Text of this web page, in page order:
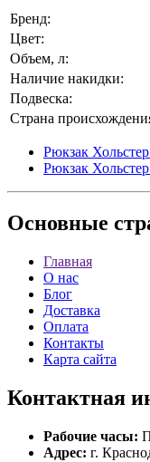
Бренд:
Цвет:
Объем, л:
Наличие накидки:
Подвеска:
Страна
Рюкзак
Рюкзак
Основные
Главная
О нас
Блог
Доставка
Оплата
Контакты
Карта сайта
Контактная
Рабочие часы:
Адрес: г.